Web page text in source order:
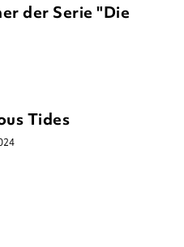
der Serie "Die
Tides